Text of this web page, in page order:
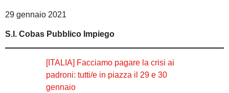
29 gennaio 2021
S.I. Cobas Pubblico Impiego
[ITALIA] Facciamo pagare la crisi ai
padroni: tutti/e in piazza il 29 e 30
gennaio